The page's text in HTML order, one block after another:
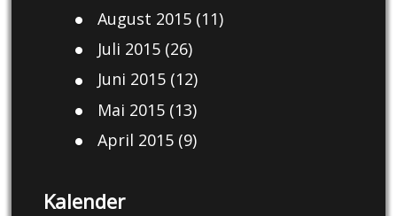
August 2015(11)
Juli 2015(26)
Juni 2015(12)
Mai 2015(13)
April 2015(9)
Kalender